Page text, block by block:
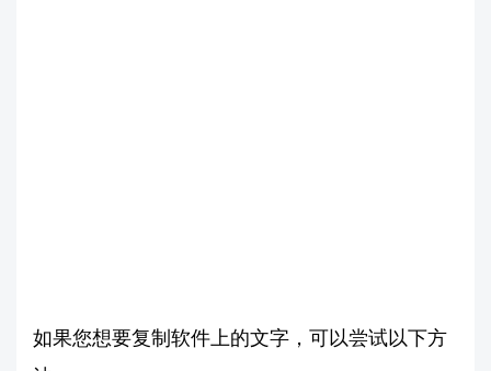
如果您想要复制软件上的文字，可以尝试以下方